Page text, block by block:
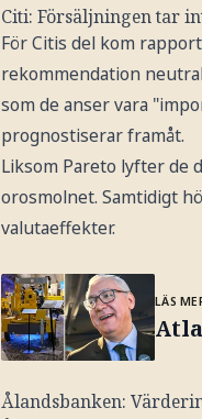
Citi: Försäljningen tar
För Citis del kom
rekommendation
som de anser vara
prognostiserar framåt.
Liksom Pareto lyfter de
orosmolnet. Samtidigt
valutaeffekter.
LÄS
Ålandsbanken: